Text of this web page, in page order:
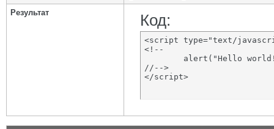
Результат Код:
<script type="text/
<!--
//-->
</script>